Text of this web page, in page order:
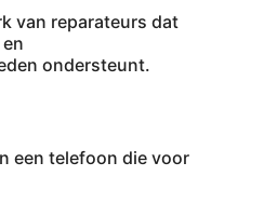
van reparateurs dat
ondersteunt.
een telefoon die voor